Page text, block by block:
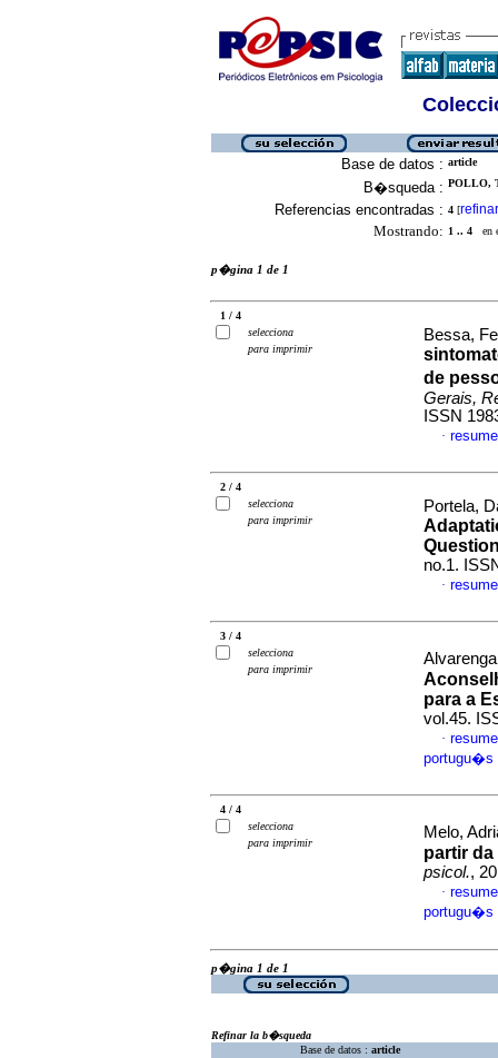
Base de datos : article
B�squeda : POLLO,
Referencias encontradas : 4 [refinar
Mostrando: 1 .. 4 en
p�gina 1 de 1
1 / 4
selecciona
para imprimir
Bessa,
de
Gerais,
ISSN
·
2 / 4
selecciona
para imprimir
Portela,
no.1.
·
3 / 4
selecciona
para imprimir
para a
vol.45.
·
portugu�s
4 / 4
selecciona
para imprimir
Melo,
partir
psicol.,
·
portugu�s
p�gina 1 de 1
Refinar la b�squeda
Base de datos : article